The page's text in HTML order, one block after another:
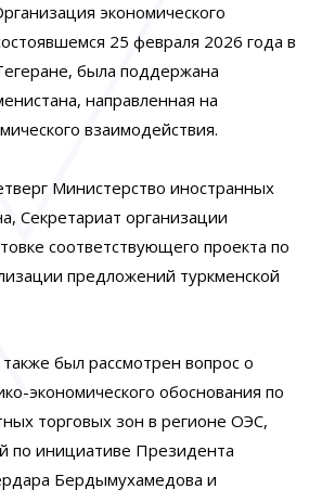
экономического
25 февраля 2026 года в
была поддержана
направленная на
взаимодействия.
Министерство иностранных
Секретариат организации
соответствующего проекта по
предложений туркменской
был рассмотрен вопрос о
экономического обоснования по
торговых зон в регионе ОЭС,
по инициативе Президента
Бердымухамедова и